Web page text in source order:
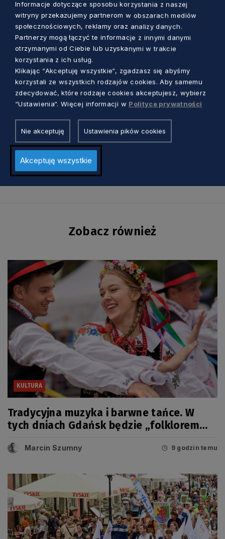
Koncert symfoniczny – Roman
Perucki
2 lutego 2024 r., piątek, 19.00
Polska Filharmonia Bałtycka
ul. Ołowianka 1
Gdańsk
Sala Koncertowa
Bilety: 27-90 zł
Zobacz również
KULTURA
Tradycyjna muzyka i barwne tańce. W
tych dniach Gdańsk będzie „folklorem
Marcin Szumny 9 godzin temu
Informacje dotyczące sposobu korzystania z naszej
witryny przekazujemy partnerom w obszarach mediów
społecznościowych, reklamy oraz analizy danych.
Partnerzy mogą łączyć te informacje z innymi danymi
otrzymanymi od Ciebie lub uzyskanymi w trakcie
korzystania z ich usług.
Klikając “Akceptuję wszystkie“, zgadzasz się abyśmy
korzystali ze wszystkich rodzajów cookies. Aby samemu
zdecydować, które rodzaje cookies akceptujesz, wybierz
“Ustawienia“. Więcej informacji w Polityce prywatności
Nie akceptuję Ustawienia pików cookies
Akceptuję wszystkie